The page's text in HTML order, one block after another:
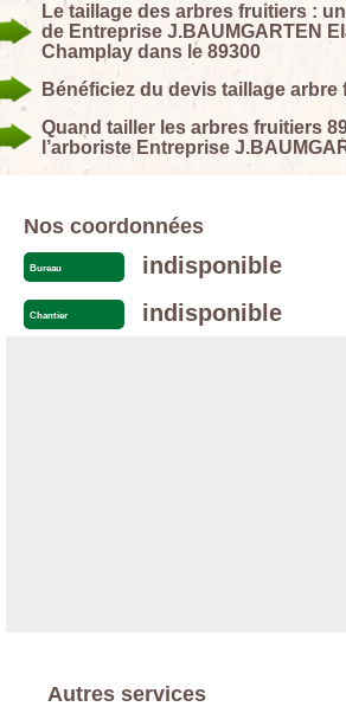
Le taillage des arbres fruitiers :
de Entreprise J.BAUMGARTEN
Champlay dans le 89300
Bénéficiez du devis taillage
Quand tailler les arbres fruitiers
l’arboriste Entreprise
Nos coordonnées
Bureau indisponible
Chantier indisponible
Autres services